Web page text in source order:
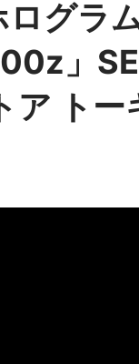
グラ
」
ア トー